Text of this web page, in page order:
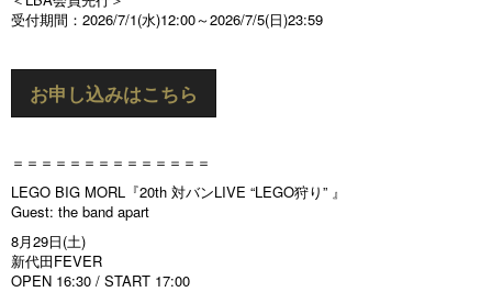
受付期間：2026/7/1(水)12:00～2026/7/5(日)23:59
お申し込みはこちら
＝＝＝＝＝＝＝＝＝＝＝＝＝＝
LEGO BIG MORL『20th 対バンLIVE “LEGO狩り” 』
Guest: the band apart
8月29日(土)
新代田FEVER
OPEN 16:30 / START 17:00